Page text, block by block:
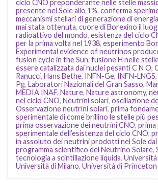
ciclo CNO preponderante nelle stelle
presente nel Sole allo 1%, conferma
meccanismi stellari di generazione di
mai stata ottenuta, cuore di Borexino il
radioattivo del mondo, esistenza del ciclo
per la prima volta nel 1938, esperimento
Experimental evidence of neutrinos
fusion cycle in the Sun, fusione H nelle
essere catalizzata dai nuclei pesanti C N O,
Ranucci, Hans Bethe, INFN-Ge, INFN-LNGS,
Pg, Laboratori Nazionali del Gran Sasso,
MEDIA INAF, Nature, Nature astronomy,
nel ciclo CNO, Neutrini solari, oscillazione
Osservazione neutrini solari, prima
sperimentale di come brillino le stelle più
prima osservazione dei neutrini CNO, prima
sperimentale dell’esistenza del ciclo CNO,
in assoluto dei neutrini prodotti nel Sole dal
programma scientifico del Neutrino Solare,
tecnologia a scintillazione liquida, Università
Università di Milano, Università di Princeton